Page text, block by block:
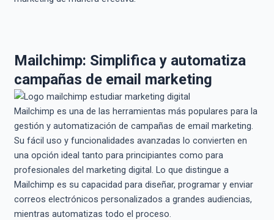
Mailchimp: Simplifica y automatiza
campañas de email marketing
Mailchimp es una de las herramientas más populares para la
gestión y automatización de campañas de email marketing.
Su fácil uso y funcionalidades avanzadas lo convierten en
una opción ideal tanto para principiantes como para
profesionales del marketing digital. Lo que distingue a
Mailchimp es su capacidad para diseñar, programar y enviar
correos electrónicos personalizados a grandes audiencias,
mientras automatizas todo el proceso.